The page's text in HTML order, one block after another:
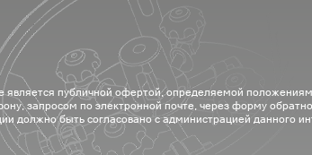
публичной офертой, определяемой
запросом по электронной почте, через форму
должно быть согласовано с администрацией данного